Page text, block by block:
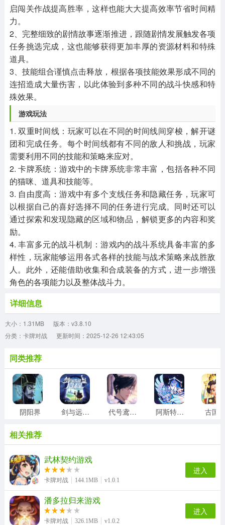
启闯关作战提高胜率，这样也能大大提高效率节省时间精
力。
2、完整细致的剧情故事逐渐推进，跟随剧情发展触发各项
任务挑选完成，这也能够获得更加丰厚的资源材料和特殊
道具。
3、技能组合谨慎点击释放，根据各项技能效果形成不同的
连招造成大量伤害，以此体验到多种不同的战斗快感和特
殊效果。
游戏玩法
1. 双重时间线：玩家可以在不同的时间线间穿梭，解开谜
团和完成任务。每个时间线都有不同的敌人和挑战，玩家
需要利用不同的技能和策略来应对。
2. 卡牌系统：游戏中的卡牌系统非常丰富，包括各种不同
的猫咪、道具和技能等。
3. 自由度高：游戏中有多个支线任务和隐藏任务，玩家可
以根据自己的喜好选择不同的任务进行完成。同时还可以
通过探索和发现隐藏的区域和物品，解锁更多的内容和奖
励。
4. 丰富多元的战斗机制：游戏内的战斗系统具备丰富的多
样性，玩家能够运用各式各样的技能与战术策略来战胜敌
人。此外，还能借助收集和合成装备的方式，进一步增强
角色的各项能力以及整体战斗力。
详细信息
大小：1.31MB
版本：v3.8.10
分类：卡牌对战
更新时间：2025-12-26 12:43:05
同类推荐
阴阳界 剑与远征2启程 代号鸢台服 阿斯特赖亚六面神谕 古国
相关推荐
武林契约游戏
卡牌对战 144.1MB v1.0.1
进入
潘多拉归来游戏
卡牌对战 326.1MB v1.0.2
进入